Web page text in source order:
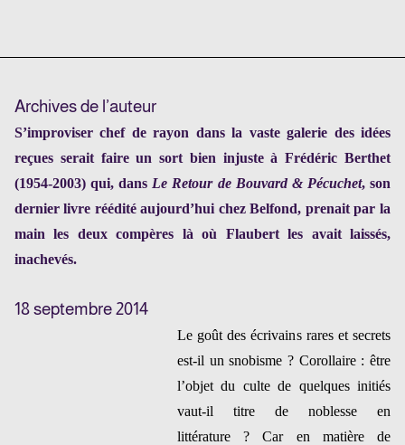
Archives de l’auteur
S’improviser chef de rayon dans la vaste galerie des idées
reçues serait faire un sort bien injuste à Frédéric Berthet
(1954-2003) qui, dans Le Retour de Bouvard & Pécuchet, son
dernier livre réédité aujourd’hui chez Belfond, prenait par la
main les deux compères là où Flaubert les avait laissés,
inachevés.
18 septembre 2014
Le goût des écrivains rares et secrets
est-il un snobisme ? Corollaire : être
l’objet du culte de quelques initiés
vaut-il titre de noblesse en
littérature ? Car en matière de